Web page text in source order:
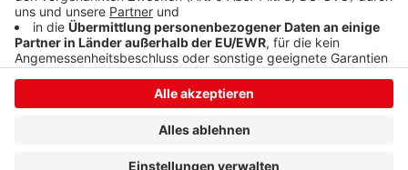
Anzeige